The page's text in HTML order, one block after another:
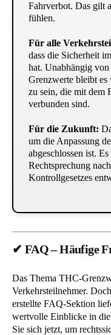
Fahrverbot. Das gilt
fühlen.
Für alle
dass die Sicherheit
hat. Unabhängig
Grenzwerte bleibt
zu sein, die mit dem
verbunden sind.
Für die Zukunft:
um die Anpassung
abgeschlossen ist.
Rechtsprechung
Kontrollgesetzes
✔ FAQ – Häufige
Das Thema THC-
Verkehrsteilnehmer.
erstellte FAQ-Sektion
wertvolle Einblicke in
Sie sich jetzt, um